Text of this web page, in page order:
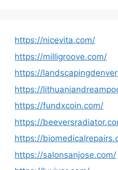
https://nicevita.com/
https://milligroove.com/
https://
https://
https://fundxcoin.com/
https://
https://
https://salonsanjose.com/